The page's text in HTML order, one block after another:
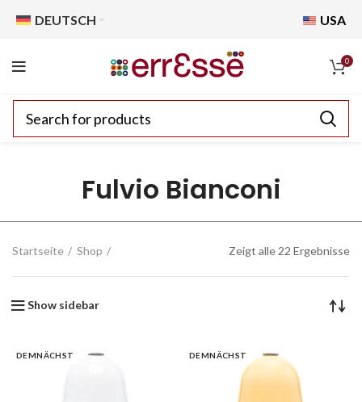
DEUTSCH USA
0
Fulvio Bianconi
Startseite Shop Zeigt alle 22 Ergebnisse
Show sidebar
DEMNÄCHST DEMNÄCHST